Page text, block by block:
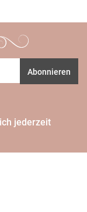
Abonnieren
jederzeit